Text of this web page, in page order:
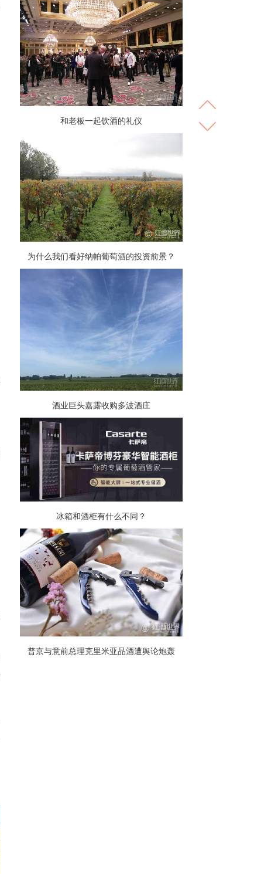
和老板一起饮酒的礼仪
为什么我们看好纳帕葡萄酒的投资前景？
酒业巨头嘉露收购多波酒庄
冰箱和酒柜有什么不同？
普京与意前总理克里米亚品酒遭舆论炮轰